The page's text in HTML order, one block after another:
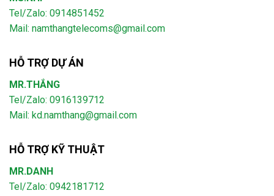
Tel/Zalo: 0914851452
Mail: namthangtelecoms@gmail.com
HỖ TRỢ DỰ ÁN
MR.THẮNG
Tel/Zalo: 0916139712
Mail: kd.namthang@gmail.com
HỖ TRỢ KỸ THUẬT
MR.DANH
Tel/Zalo: 0942181712